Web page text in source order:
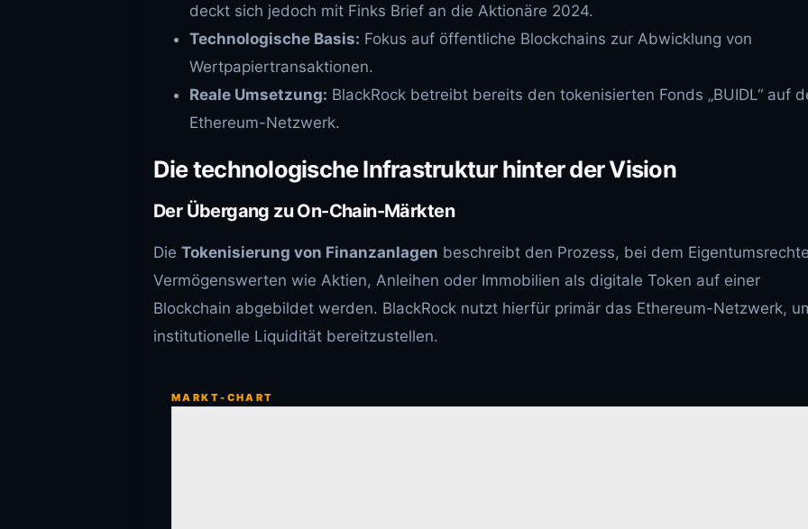
deckt sich jedoch mit Finks Brief an die Aktionäre 2024.
Technologische Basis: Fokus auf öffentliche Blockchains zur Abwicklung von
Wertpapiertransaktionen.
Reale Umsetzung: BlackRock betreibt bereits den tokenisierten Fonds „BUIDL“ auf
Ethereum-Netzwerk.
Die technologische Infrastruktur hinter der Vision
Der Übergang zu On-Chain-Märkten
Die Tokenisierung von Finanzanlagen beschreibt den Prozess, bei dem
Vermögenswerten wie Aktien, Anleihen oder Immobilien als digitale Token auf einer
Blockchain abgebildet werden. BlackRock nutzt hierfür primär das Ethereum-Netzwerk,
institutionelle Liquidität bereitzustellen.
MARKT-CHART